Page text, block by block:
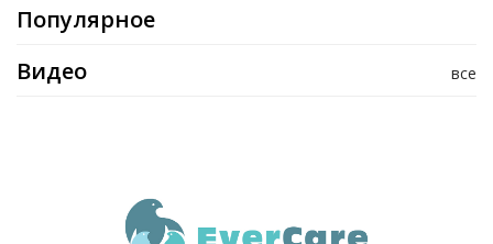
Популярное
все
Видео